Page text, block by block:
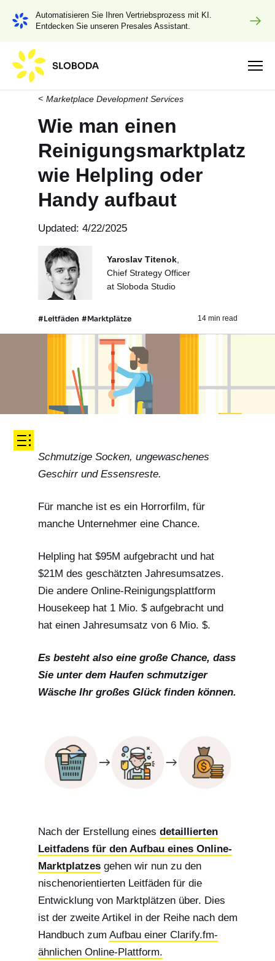
Automatisieren Sie Ihren Vertriebsprozess mit KI.
Entdecken Sie unseren Presales Assistant.
Marketplace Development Services
Wie man einen
Reinigungsmarktplatz
wie Helpling oder
Handy aufbaut
Updated: 4/22/2025
Yaroslav Titenok,
Chief Strategy Officer
at Sloboda Studio
#Leitfäden #Marktplätze 14 min read
Schmutzige Socken, ungewaschenes
Geschirr und Essensreste.
Für manche ist es ein Horrorfilm, für
manche Unternehmer eine Chance.
Helpling hat $95M aufgebracht und hat
$21M des geschätzten Jahresumsatzes.
Die andere Online-Reinigungsplattform
Housekeep hat 1 Mio. $ aufgebracht und
hat einen Jahresumsatz von 6 Mio. $.
Es besteht also eine große Chance, dass
Sie unter dem Haufen schmutziger
Wäsche Ihr großes Glück finden können.
Nach der Erstellung eines detaillierten
Leitfadens für den Aufbau eines Online-
Marktplatzesgehen wir nun zu den
nischenorientierten Leitfäden für die
Entwicklung von Marktplätzen über. Dies
ist der zweite Artikel in der Reihe nach dem
Handbuch zum Aufbau einer Clarify.fm-
ähnlichen Online-Plattform.